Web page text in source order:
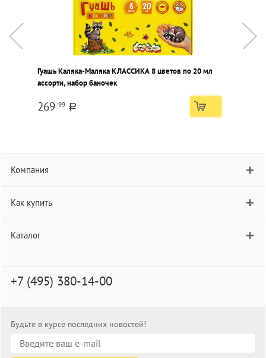
Гуашь Каляка-Маляка КЛАССИКА 8 цветов по 20 мл
ассорти, набор баночек
269 99 a
Компания
Как купить
Каталог
+7 (495) 380-14-00
Будьте в курсе последних новостей!